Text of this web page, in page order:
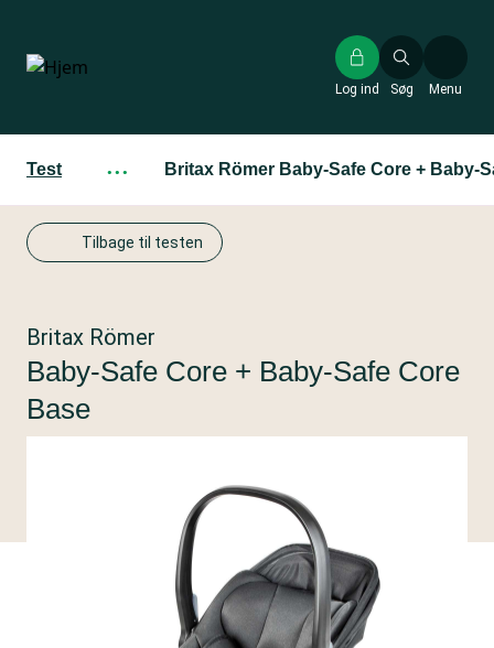
hovedindhold
Søg
Log ind Menu
Test ··· Britax Römer Baby-Safe Core + Baby-
Tilbage til testen
Britax Römer
Baby-Safe Core + Baby-Safe Core
Base